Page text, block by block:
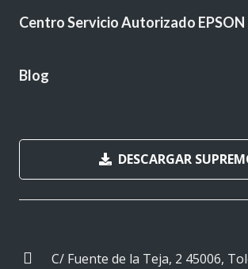
Centro Servicio Autorizado EPSON
Blog
DESCARGAR
C/ Fuente de la Teja, 2 45006,